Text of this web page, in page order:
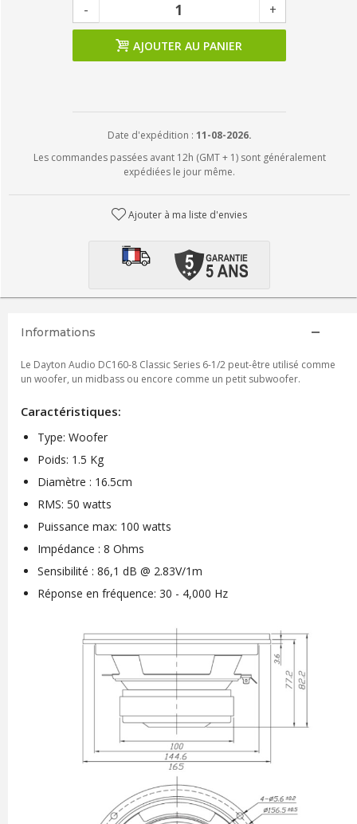
- +
AJOUTER AU PANIER
Date d'expédition : 11-08-2026.
Les commandes passées avant 12h (GMT + 1) sont généralement
expédiées le jour même.
Ajouter à ma liste d'envies
Informations
Le Dayton Audio DC160-8 Classic Series 6-1/2 peut-être utilisé comme
un woofer, un midbass ou encore comme un petit subwoofer.
Caractéristiques:
Type: Woofer
Poids: 1.5 Kg
Diamètre : 16.5cm
RMS: 50 watts
Puissance max: 100 watts
Impédance : 8 Ohms
Sensibilité : 86,1 dB @ 2.83V/1m
Réponse en fréquence: 30 - 4,000 Hz